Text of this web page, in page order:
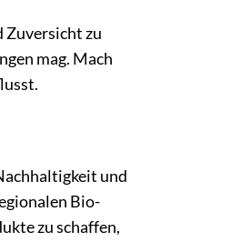
Zuversicht zu
mag. Mach
und
Bio-
zu schaffen,